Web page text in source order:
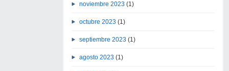
noviembre 2023 (1)
octubre 2023 (1)
septiembre 2023 (1)
agosto 2023 (1)